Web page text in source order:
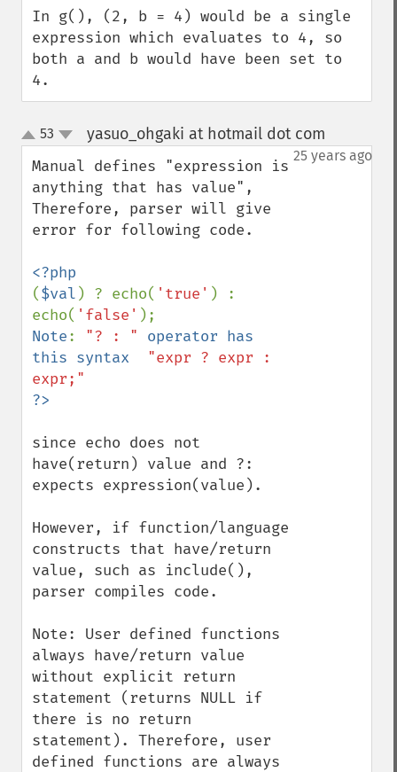
In g(), (2, b = 4) would be a single
expression which evaluates to 4, so
both a and b would have been set to
4.
up
down
53 yasuo_ohgaki at hotmail dot com
25 years ago
Manual defines "expression is
anything that has value",
Therefore, parser will give
error for following code.
($val ) ? echo( 'true' ) :
echo( 'false'
Note: "? : " operator has
this syntax "expr ? expr :
since echo does not
have(return) value and ?:
expects expression(value).
However, if function/language
constructs that have/return
value, such as include(),
parser compiles code.
Note: User defined functions
always have/return value
without explicit return
statement (returns NULL if
there is no return
statement). Therefore, user
defined functions are always